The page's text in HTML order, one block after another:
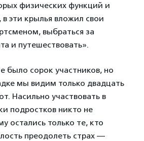
физических функций и
эти крылья вложил свои
выбраться за
и путешествовать».
было сорок участников, но
мы видим только двадцать
Насильно участвовать в
подростков никто не
остались только те, кто
преодолеть страх —